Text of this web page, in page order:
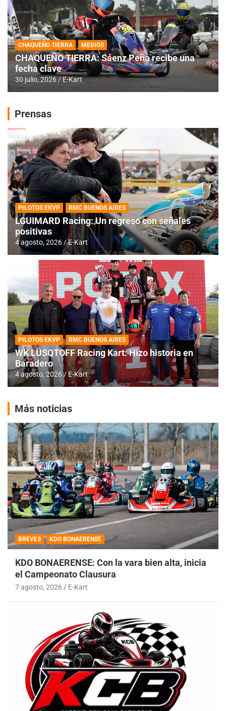
CHAQUEÑO TIERRA MEDIOS
CHAQUEÑO TIERRA: Sáenz Peña recibe una
fecha clave
30 julio, 2026 E-Kart
Prensas
PILOTOS EKVP RMC BUENOS AIRES
LGUIMARD Racing: Un regreso con señales
positivas
4 agosto, 2026 E-Kart
PILOTOS EKVP RMC BUENOS AIRES
WK LÜSQTOFF Racing Kart: Hizo historia en
Baradero
4 agosto, 2026 E-Kart
Más noticias
BREVES KDO BONAERENSE
KDO BONAERENSE: Con la vara bien alta, inicia
el Campeonato Clausura
7 agosto, 2026 E-Kart